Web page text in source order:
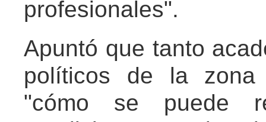
profesionales".
Apuntó que tanto
políticos de la zona
"cómo se puede